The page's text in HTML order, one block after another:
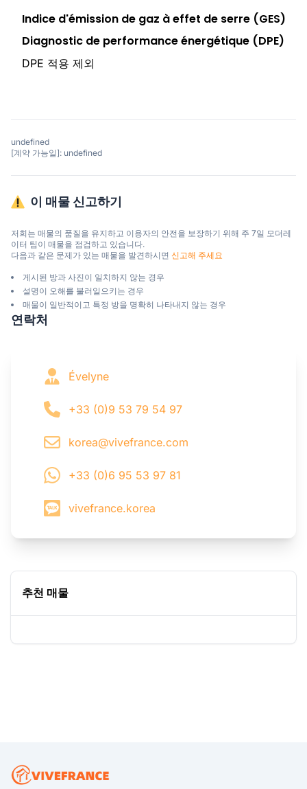
Indice d'émission de gaz à effet de serre (GES)
Diagnostic de performance énergétique (DPE)
DPE 적용 제외
undefined
[계약 가능일]: undefined
이 매물 신고하기
저희는 매물의 품질을 유지하고 이용자의 안전을 보장하기 위해 주 7일 모더레
이터 팀이 매물을 점검하고 있습니다.
다음과 같은 문제가 있는 매물을 발견하시면 신고해 주세요
게시된 방과 사진이 일치하지 않는 경우
설명이 오해를 불러일으키는 경우
매물이 일반적이고 특정 방을 명확히 나타내지 않는 경우
연락처
Évelyne
+33 (0)9 53 79 54 97
korea@vivefrance.com
+33 (0)6 95 53 97 81
vivefrance.korea
추천 매물